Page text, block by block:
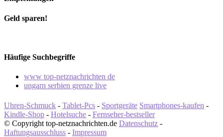
Geld sparen!
Häufige Suchbegriffe
www top-netznachrichten de
ungarn serbien grenze live
Uhren-Schmuck - Tablet-Pcs - Sportgeräte Smartphones-kaufen -
Kindle-Shop - Hotelsuche - Fernseher-bestseller
© Copyright top-netznachrichten.de Datenschutz -
Haftungsausschluss - Impressum